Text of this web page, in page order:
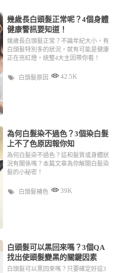
幾歲長白頭髮正常呢？4個身體
健康警訊要知道！
幾歲長白頭髮正常？不論年紀大小，有
白頭髮特別多的狀況，就有可能是健康
正在亮紅燈，統整4大主因帶你看！
白頭髮原因 42.5K
為何白髮染不過色？3個染白髮
上不了色原因報你知
為何白髮染不過色？這和髮質或身體狀
況有關係嗎？本篇文章為你解開白髮染
髮的小秘密！
白頭髮補色 39K
白頭髮可以黑回來嗎？3個QA
找出使頭髮變黑的關鍵因素
白頭髮可以黑回來嗎？只要確定好這3